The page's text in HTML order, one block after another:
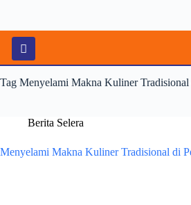
Tag Menyelami Makna Kuliner Tradisional
Berita Selera
Menyelami Makna Kuliner Tradisional di